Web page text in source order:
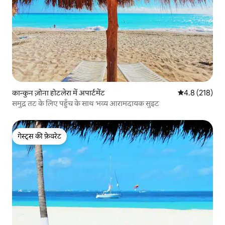
कान्कुन ज़ोना होटलेरा में अपार्टमेंट औसत रेटिंग 5 में
4.8 (218)
समुद्र तट के लिए पहुँच के साथ भव्य आरामदायक सुइट
गेस्ट्स की फ़ेवरेट
गेस्ट्स की फ़ेवरेट